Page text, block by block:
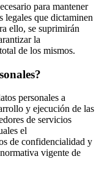
para mantener
legales que dictaminen
ello, se suprimirán
la
de los mismos.
personales a
y ejecución de las
de servicios
el
de confidencialidad y
vigente de